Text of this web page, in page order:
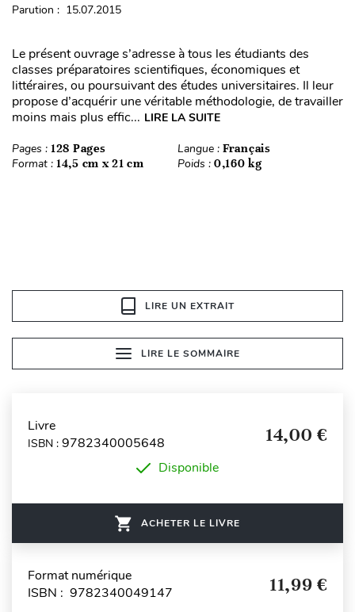
Parution : 15.07.2015
Le présent ouvrage s’adresse à tous les étudiants des
classes préparatoires scientifiques, économiques et
littéraires, ou poursuivant des études universitaires. Il leur
propose d’acquérir une véritable méthodologie, de travailler
moins mais plus effic... LIRE LA SUITE
Pages : 128 Pages Langue : Français
Format : 14,5 cm x 21 cm Poids : 0,160 kg
LIRE UN EXTRAIT
LIRE LE SOMMAIRE
Livre
ISBN : 9782340005648 14,00 €
Disponible
ACHETER LE LIVRE
Format numérique
ISBN : 9782340049147
11,99 €